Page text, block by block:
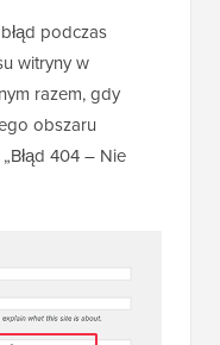
podczas
witryny w
razem, gdy
obszaru
404 – Nie